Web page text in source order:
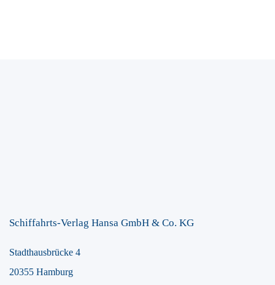
Schiffahrts-Verlag Hansa GmbH & Co. KG
Stadthausbrücke 4
20355 Hamburg